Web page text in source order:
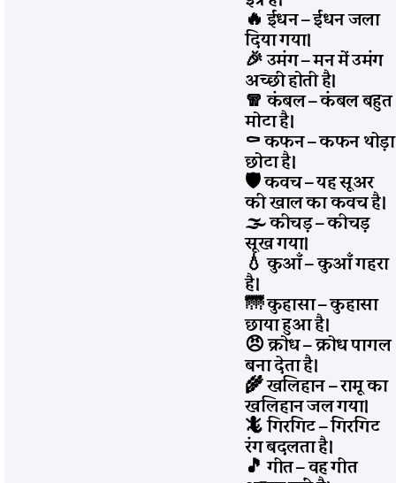
🔥 ईंधन – ईंधन जला
दिया गया।
🎉 उमंग – मन में उमंग
अच्छी होती है।
🧣 कंबल – कंबल बहुत
मोटा है।
⚰️ कफन – कफन थोड़ा
छोटा है।
🛡️ कवच – यह सूअर
की खाल का कवच है।
🌫️ कीचड़ – कीचड़
सूख गया।
💧 कुआँ – कुआँ गहरा
है।
🌁 कुहासा – कुहासा
छाया हुआ है।
😠 क्रोध – क्रोध पागल
बना देता है।
🌾 खलिहान – रामू का
खलिहान जल गया।
🦎 गिरगिट – गिरगिट
रंग बदलता है।
🎵 गीत – वह गीत